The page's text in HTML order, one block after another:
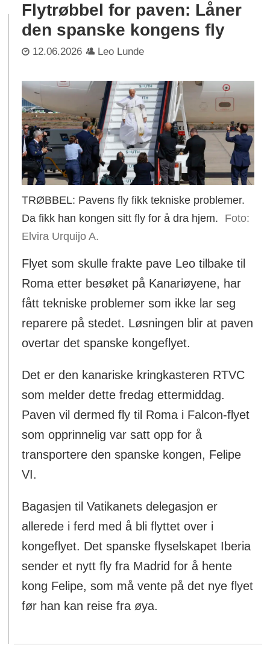
Flytrøbbel for paven: Låner
den spanske kongens fly
12.06.2026 Leo Lunde
TRØBBEL: Pavens fly fikk tekniske problemer.
Da fikk han kongen sitt fly for å dra hjem.
Elvira Urquijo A.
Flyet som skulle frakte pave Leo tilbake til
Roma etter besøket på Kanariøyene, har
fått tekniske problemer som ikke lar seg
reparere på stedet. Løsningen blir at paven
overtar det spanske kongeflyet.
Det er den kanariske kringkasteren RTVC
som melder dette fredag ettermiddag.
Paven vil dermed fly til Roma i Falcon-flyet
som opprinnelig var satt opp for å
transportere den spanske kongen, Felipe
VI.
Bagasjen til Vatikanets delegasjon er
allerede i ferd med å bli flyttet over i
kongeflyet. Det spanske flyselskapet Iberia
sender et nytt fly fra Madrid for å hente
kong Felipe, som må vente på det nye flyet
før han kan reise fra øya.